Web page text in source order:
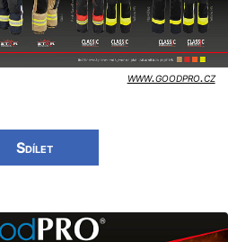
www.goodpro.cz
Sdílet